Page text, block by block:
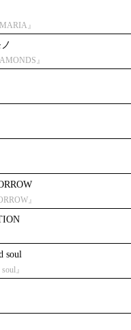
』
』
』
soul
』